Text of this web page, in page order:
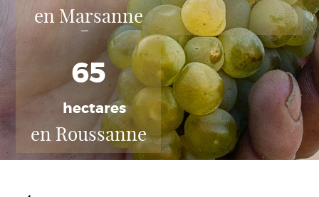
en Marsanne
65
hectares
en Roussanne